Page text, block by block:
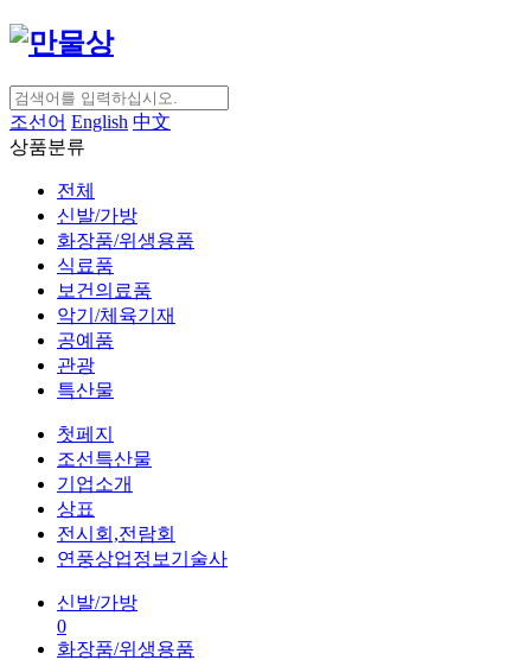
조선어 English 中文
상품분류
전체
신발/가방
화장품/위생용품
식료품
보건의료품
악기/체육기재
공예품
관광
특산물
첫페지
조선특산물
기업소개
상표
전시회,전람회
연풍상업정보기술사
신발/가방
0
화장품/위생용품